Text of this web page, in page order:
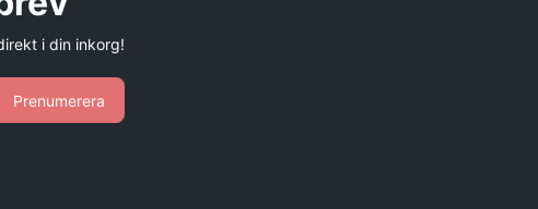
i din inkorg!
Prenumerera